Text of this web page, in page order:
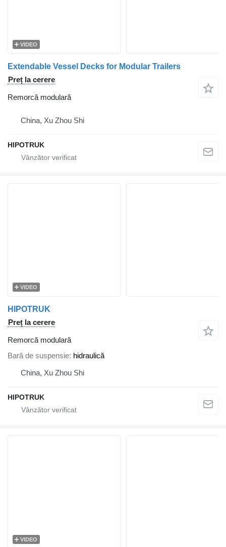
VIDEO
Extendable Vessel Decks for Modular Trailers
Preț la cerere
Remorcă modulară
China, Xu Zhou Shi
HIPOTRUK
VIDEO
HIPOTRUK
Preț la cerere
Remorcă modulară
Bară de suspensie hidraulică
China, Xu Zhou Shi
HIPOTRUK
VIDEO